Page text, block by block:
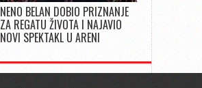
NENO BELAN DOBIO PRIZNANJE
ZA REGATU ŽIVOTA I NAJAVIO
NOVI SPEKTAKL U ARENI